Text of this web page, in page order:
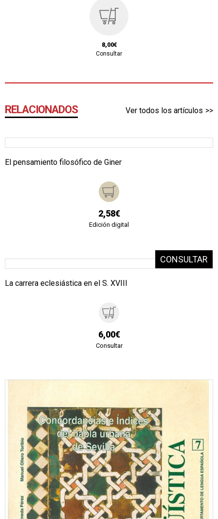
8,00€
Consultar
RELACIONADOS Ver todos los artículos
El pensamiento filosófico de Giner
2,58€
Edición digital
La carrera eclesiástica en el S. XVIII
6,00€
Consultar